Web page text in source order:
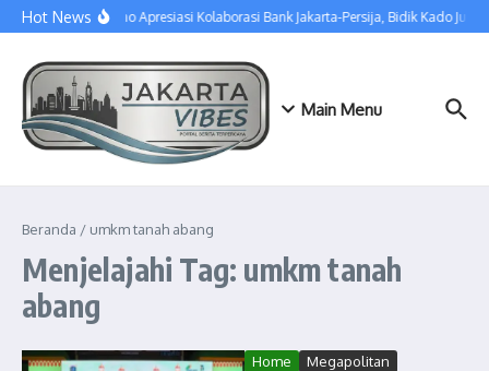
Lewati ke konten
Hot NewsPramono Apresiasi Kolaborasi Bank Jakarta-Persija, Bidik Kado
Main Menu
Beranda / umkm tanah abang
Menjelajahi Tag: umkm tanah
abang
Home Megapolitan